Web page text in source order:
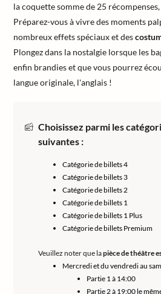
la coquette somme de 25
Préparez-vous à vivre des moments
nombreux effets spéciaux et des
Plongez dans la nostalgie lorsque les
enfin brandies et que vous pourrez
langue originale, l'anglais !
Choisissez parmi les
suivantes :
Catégorie de billets 4
Catégorie de billets 3
Catégorie de billets 2
Catégorie de billets 1
Catégorie de billets 1 Plus
Catégorie de billets Premium
Veuillez noter que lapièce de théâtre
Mercredi et du vendredi au
Partie 1 à 14:00
Partie 2 à 19:00 le